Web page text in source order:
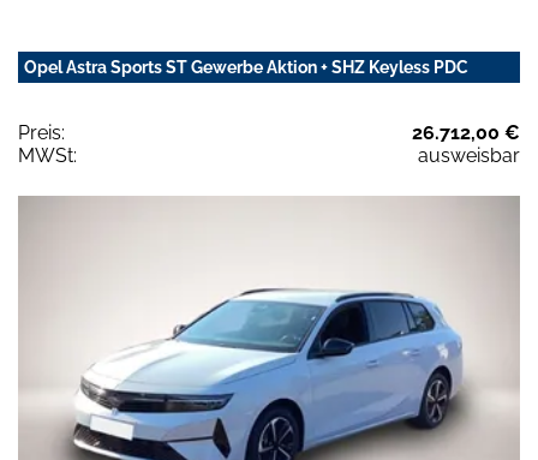
Opel Astra Sports ST Gewerbe Aktion + SHZ Keyless PDC
Preis:
26.712,00 €
MWSt:
ausweisbar